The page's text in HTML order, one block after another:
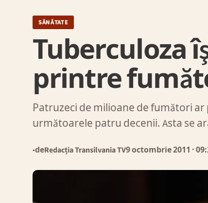
SĂNĂTATE
Tuberculoza
printre
Patruzeci de milioane de fumători
următoarele patru decenii. Asta se
●deRedacția Transilvania TV9 octombrie 2011 ·